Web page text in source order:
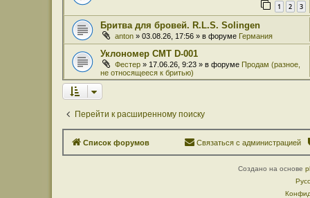
1 2 3
Бритва для бровей. R.L.S. Solingen
anton » 03.08.26, 17:56 » в форуме Германия
Уклономер СМТ D-001
Фестер » 17.06.26, 9:23 » в форуме Продам (разное,
не относящееся к бритью)
Перейти к расширенному поиску
Список форумов Связаться с администрацией
Создано на основе